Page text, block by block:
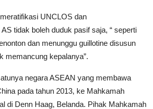
UNCLOS dan
tidak boleh duduk pasif saja, “ seperti
dan menunggu guillotine disusun
memancung kepalanya”.
negara ASEAN yang membawa
pada tahun 2013, ke Mahkamah
di Denn Haag, Belanda. Pihak Mahkamah